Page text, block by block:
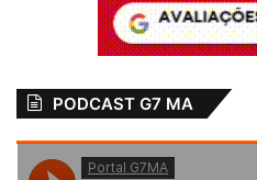
PODCAST G7 MA